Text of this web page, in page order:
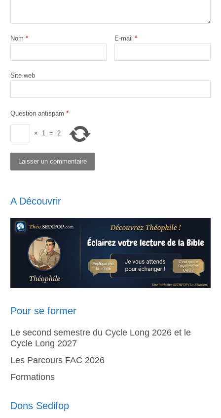
Nom * E-mail*
Site web
Question antispam *
× 1 = 2
A Découvrir
Pour se former
Le second semestre du Cycle Long 2026 et le
Cycle Long 2027
Les Parcours FAC 2026
Formations
Dons Sedifop